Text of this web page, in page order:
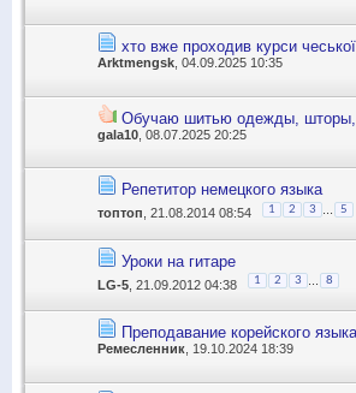
хто вже проходив курси
Аrktmengsk , 04.09.2025 10:35
Обучаю шитью одежды, шторы,
gala10 , 08.07.2025 20:25
Репетитор немецкого языка
топтоп , 21.08.2014 08:54 1 2 3 5
Уроки на гитаре
LG-5 , 21.09.2012 04:38 1 2 3 ... 8
Преподавание корейского
Ремесленник , 19.10.2024 18:39